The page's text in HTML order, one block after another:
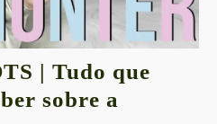
| Tudo que
sobre a